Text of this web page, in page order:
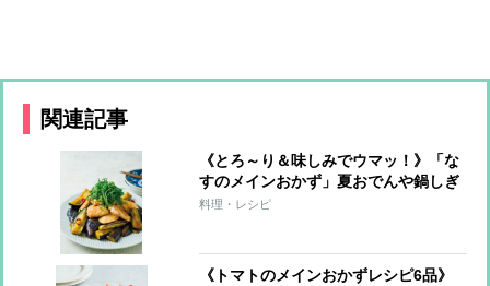
関連記事
《とろ～り＆味しみでウマッ！》「な
すのメインおかず」夏おでんや鍋しぎ
など6レシピ
料理・レシピ
《トマトのメインおかずレシピ6品》